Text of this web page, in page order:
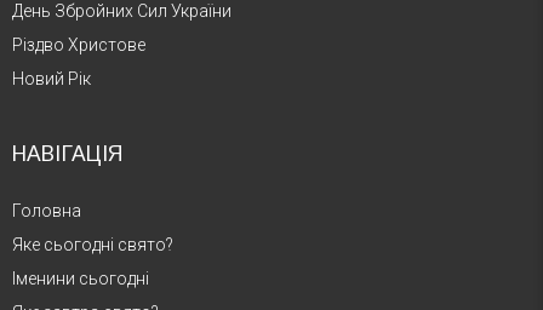
День Збройних Сил України
Різдво Христове
Новий Рік
НАВІГАЦІЯ
Головна
Яке сьогодні свято?
Іменини сьогодні